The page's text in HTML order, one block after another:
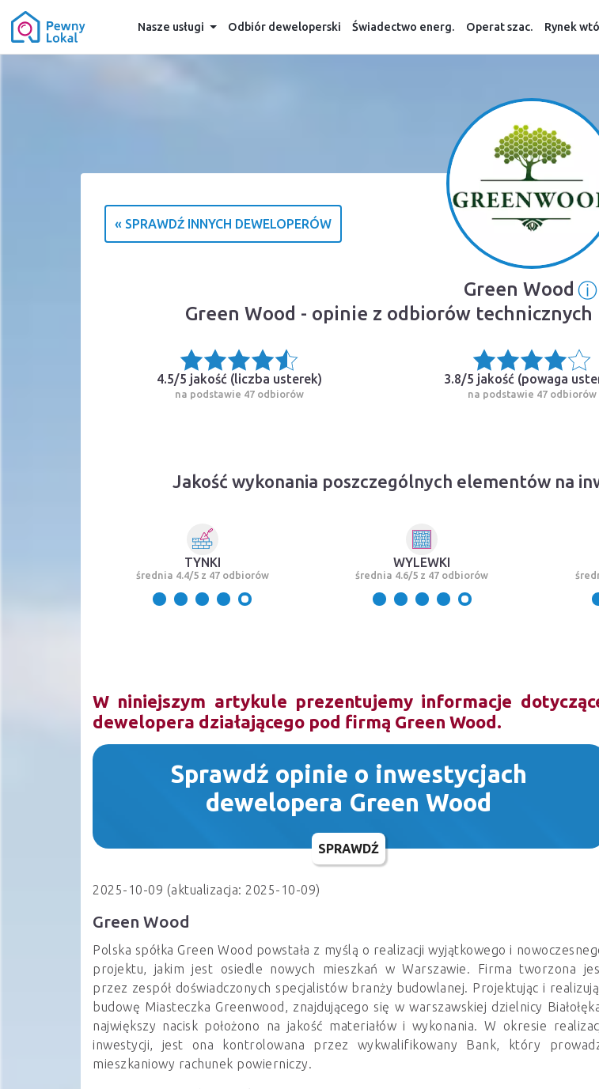
Nasze usługi Odbiór deweloperski Świadectwo energ. Operat szac. Rynek
« SPRAWDŹ INNYCH DEWELOPERÓW
Green Wood ⓘ
Green Wood - opinie z odbiorów
4.5/5 jakość (liczba usterek)
na podstawie 47 odbiorów
3.8/5 jakość (powaga
na podstawie 47 odbiorów
Jakość wykonania poszczególnych elementów na
TYNKI
średnia 4.4/5 z 47 odbiorów
WYLEWKI
średnia 4.6/5 z 47 odbiorów
W niniejszym artykule prezentujemy informacje
dewelopera działającego pod firmą Green Wood.
Sprawdź opinie o inwestycjach
dewelopera Green Wood
SPRAWDŹ
2025-10-09 (aktualizacja: 2025-10-09)
Green Wood
Polska spółka Green Wood powstała z myślą o realizacji wyjątkowego i
projektu, jakim jest osiedle nowych mieszkań w Warszawie. Firma tworzona
przez zespół doświadczonych specjalistów branży budowlanej. Projektując i
budowę Miasteczka Greenwood, znajdującego się w warszawskiej dzielnicy
największy nacisk położono na jakość materiałów i wykonania. W okresie
inwestycji, jest ona kontrolowana przez wykwalifikowany Bank, który
mieszkaniowy rachunek powierniczy.